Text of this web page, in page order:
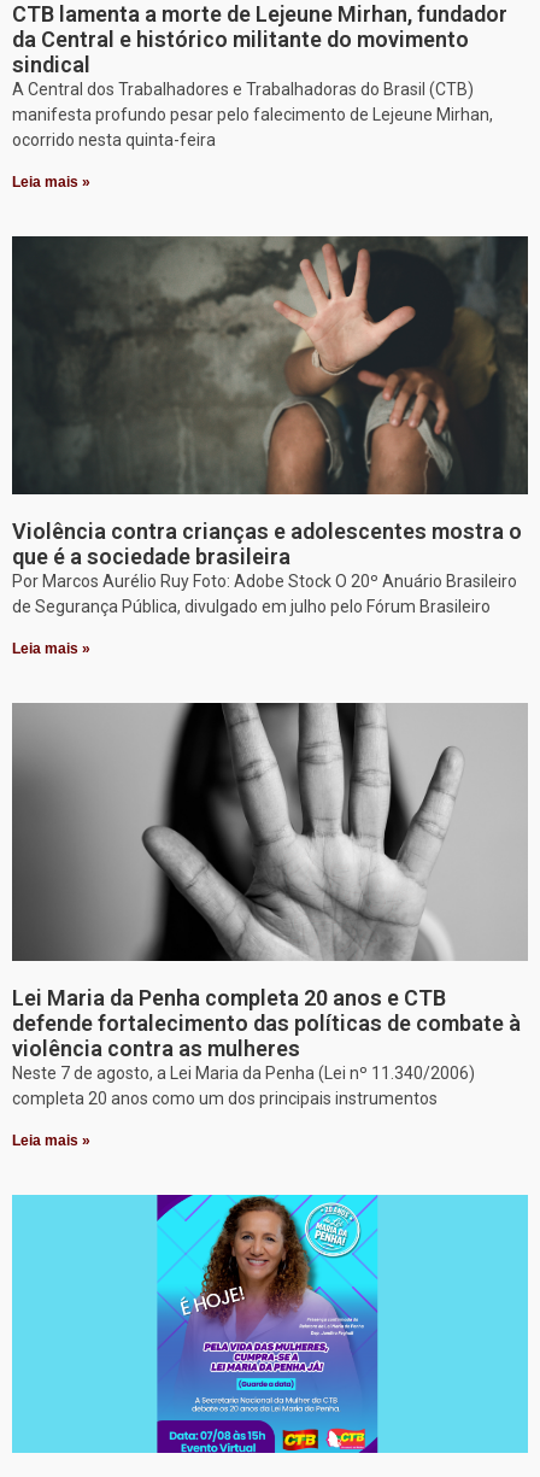
CTB lamenta a morte de Lejeune Mirhan, fundador
da Central e histórico militante do movimento
sindical
A Central dos Trabalhadores e Trabalhadoras do Brasil (CTB)
manifesta profundo pesar pelo falecimento de Lejeune Mirhan,
ocorrido nesta quinta-feira
Leia mais »
Violência contra crianças e adolescentes mostra o
que é a sociedade brasileira
Por Marcos Aurélio Ruy Foto: Adobe Stock O 20º Anuário Brasileiro
de Segurança Pública, divulgado em julho pelo Fórum Brasileiro
Leia mais »
Lei Maria da Penha completa 20 anos e CTB
defende fortalecimento das políticas de combate à
violência contra as mulheres
Neste 7 de agosto, a Lei Maria da Penha (Lei nº 11.340/2006)
completa 20 anos como um dos principais instrumentos
Leia mais »